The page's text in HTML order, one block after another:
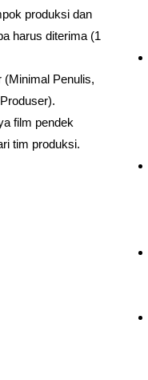
produksi dan
harus diterima (1
(Minimal Penulis,
film pendek
tim produksi.